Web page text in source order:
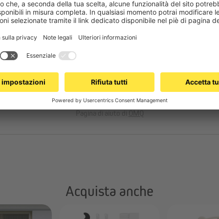
per finestre con zanzariera?
Altre domande
Pagina di aiuto di OMQ
Acquista anche